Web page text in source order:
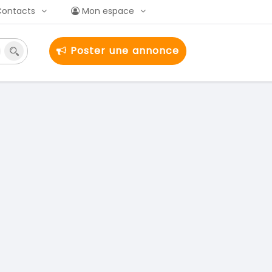
Mon espace
Poster une annonce